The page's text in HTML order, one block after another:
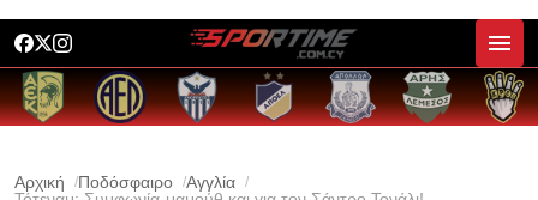
Αρχική Ποδόσφαιρο
Αγγλία